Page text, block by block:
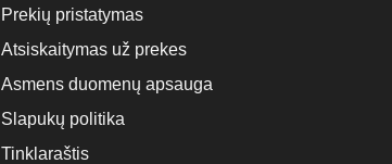
Prekių pristatymas
Atsiskaitymas už prekes
Asmens duomenų apsauga
Slapukų politika
Tinklaraštis